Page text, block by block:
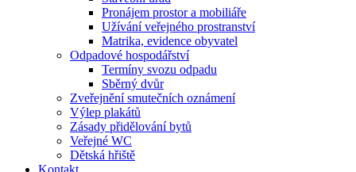
Pronájem prostor a mobiliáře
Užívání veřejného prostranství
Matrika, evidence obyvatel
Odpadové hospodářství
Termíny svozu odpadu
Sběrný dvůr
Zveřejnění smutečních oznámení
Výlep plakátů
Zásady přidělování bytů
Veřejné WC
Dětská hřiště
Kontakt